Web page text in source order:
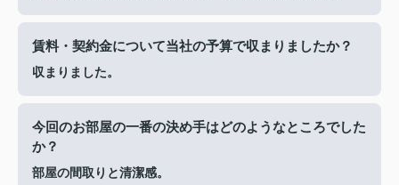
賃料・契約金について当社の予算で収まりましたか？
収まりました。
今回のお部屋の一番の決め手はどのようなところでした
か？
部屋の間取りと清潔感。